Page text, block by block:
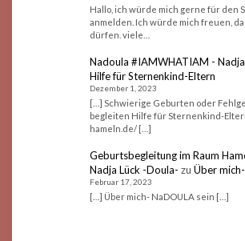
Hallo, ich würde mich gerne für den
anmelden. Ich würde mich freuen,
dürfen. viele…
Nadoula #IAMWHATIAM -
Hilfe für Sternenkind-Eltern
Dezember 1, 2023
[…] Schwierige Geburten oder
begleiten Hilfe für Sternenkind-
hameln.de/ […]
Geburtsbegleitung im Raum
Nadja Lück -Doula- zuÜber
Februar 17, 2023
[…] Über mich- NaDOULA sein […]